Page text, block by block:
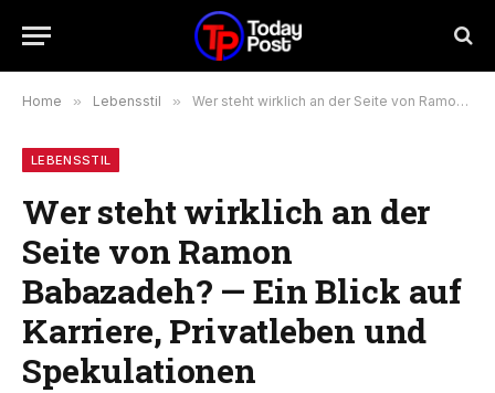
Home » Lebensstil » Wer steht wirklich an der Seite von Ramon Babazadeh? — Ein Blick auf Karriere, Privatleben und Spekulationen
LEBENSSTIL
Wer steht wirklich an der
Seite von Ramon
Babazadeh? — Ein Blick auf
Karriere, Privatleben und
Spekulationen